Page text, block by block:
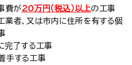
費が20万円（税込）以上の工事
業者、又は市内に住所を有する個
完了する工事
手する工事